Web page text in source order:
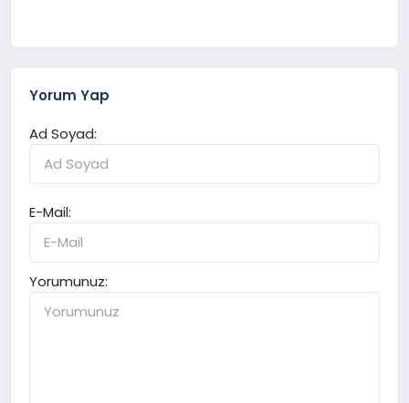
Yorum Yap
Ad Soyad:
E-Mail:
Yorumunuz: